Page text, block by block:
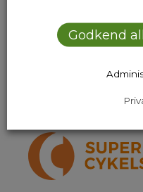
Nordre og Søndre
Godkend